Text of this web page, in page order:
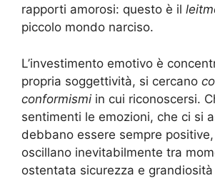
rapporti amorosi: questo è il
piccolo mondo narciso.
L’investimento emotivo è
propria soggettività, si cercano
conformismi in cui riconoscersi.
sentimenti le emozioni, che ci si
debbano essere sempre
oscillano inevitabilmente tra
ostentata sicurezza e